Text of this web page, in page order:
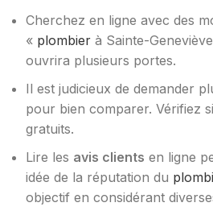
Cherchez en ligne avec des
« plombier à Sainte-
ouvrira plusieurs portes.
Il est judicieux de demander
pour bien comparer. Vérifiez
gratuits.
Lire les avis clients en ligne
idée de la réputation du
objectif en considérant